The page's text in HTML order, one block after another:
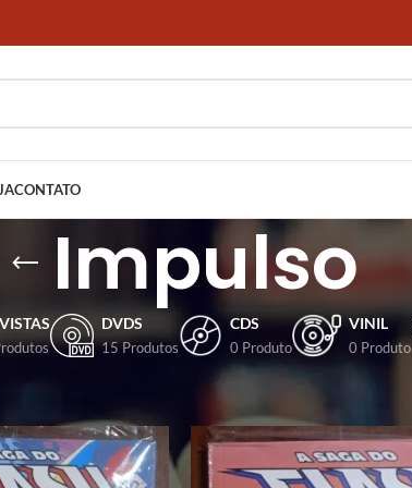
CONTATO
Impulso
DVDS
15 Produtos
CDS
0 Produto
VINIL
0 Produto
com a tag “Impulso”